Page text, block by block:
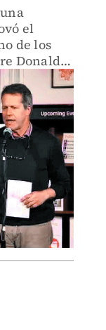
el
de los
Donald